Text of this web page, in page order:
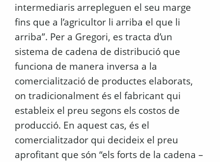
intermediaris arrepleguen el seu marge
fins que a l’agricultor li arriba el que li
arriba”. Per a Gregori, es tracta d’un
sistema de cadena de distribució que
funciona de manera inversa a la
comercialització de productes elaborats,
on tradicionalment és el fabricant qui
estableix el preu segons els costos de
producció. En aquest cas, és el
comercialitzador qui decideix el preu
aprofitant que són “els forts de la cadena –